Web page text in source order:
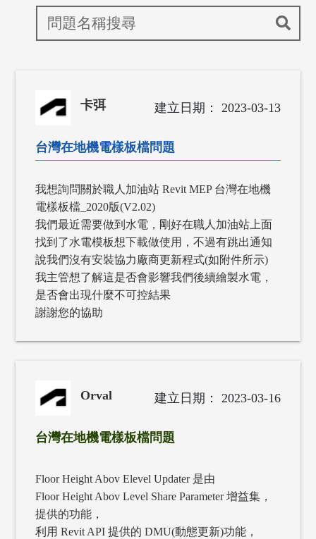
卡弭 2023-03-13
台灣在地機電樣板檔問題
我想詢問關於職人加油站 Revit MEP 台灣在地機
電樣板檔_2020版(V2.02)
我們最近需要做到水電，剛好在職人加油站上面
找到了水電模板想下載做使用，不過有跳出通知
說我們沒有安裝協力廠商更新程式(如附件所示)
我主管想了解這是否會影響我們後續繪製水電，
是否會出現什麼不可控結果
謝謝您的協助
Orval 2023-03-16
台灣在地機電樣板檔問題
Floor Height Abov Elevel Updater 是由
Floor Height Abov Level Share Parameter 增益集，
提供的功能，
利用 Revit API 提供的 DMU(動態更新)功能，